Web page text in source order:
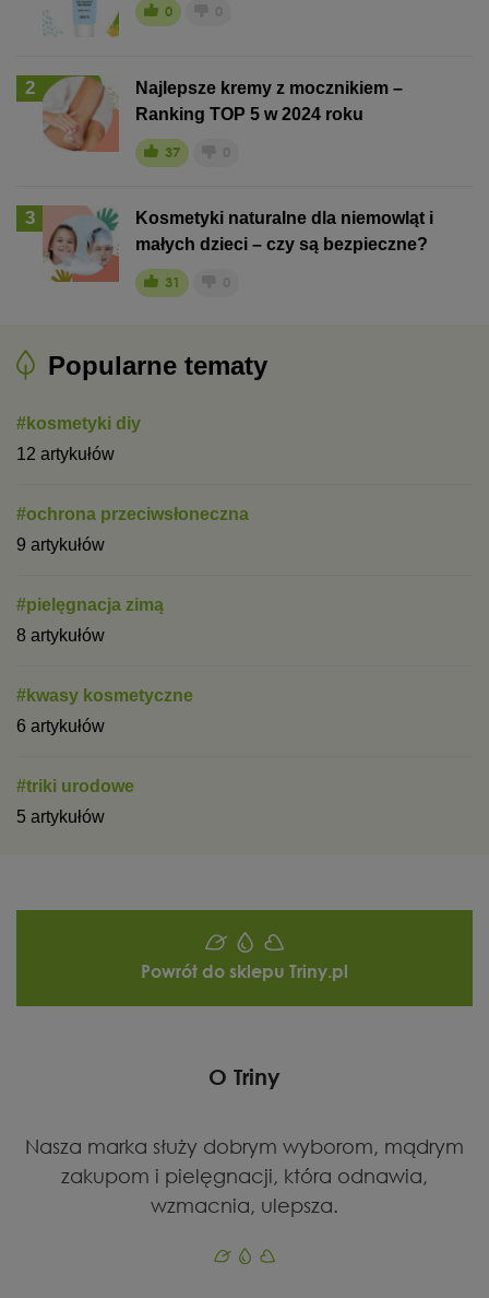
0
2
Najlepsze kremy z mocznikiem –
Ranking TOP 5 w 2024 roku
37
3
Kosmetyki naturalne dla niemowląt i
małych dzieci – czy są bezpieczne?
31
Popularne tematy
#kosmetyki diy
12 artykułów
#ochrona przeciwsłoneczna
9 artykułów
#pielęgnacja zimą
8 artykułów
#kwasy kosmetyczne
6 artykułów
#triki urodowe
5 artykułów
Powrót do sklepu Triny.pl
O Triny
Nasza marka służy dobrym wyborom, mądrym
zakupom i pielęgnacji, która odnawia,
wzmacnia, ulepsza.